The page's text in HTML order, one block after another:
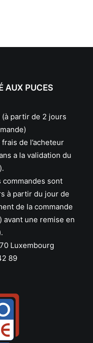
AUX PUCES
(à partir de 2 jours
de l’acheteur
a la validation du
commandes sont
à partir du jour de
de la commande
avant une remise en
Luxembourg
89